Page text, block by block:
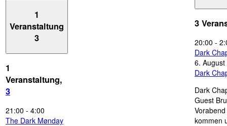
1
Veranstaltung
3
1
Veranstaltung,
3
21:00 - 4:00
The Dark Mønday
3
20:00 -
Dark
6.
Dark
Dark
Guest
kommen